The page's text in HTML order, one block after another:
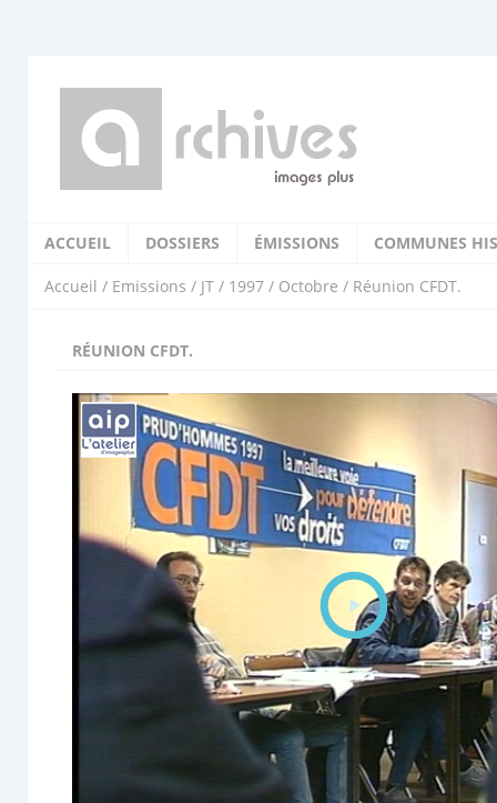
ACCUEIL DOSSIERS ÉMISSIONS COMMUNES
Accueil / Emissions / JT / 1997 / Octobre / Réunion CFDT.
RÉUNION CFDT.